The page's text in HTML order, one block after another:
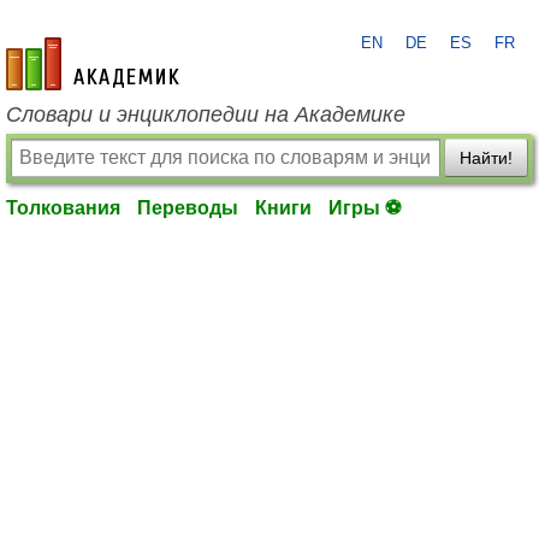
academic.ru
EN DE ES FR
Словари и энциклопедии на Академике
Найти!
Толкования Переводы Книги Игры ⚽